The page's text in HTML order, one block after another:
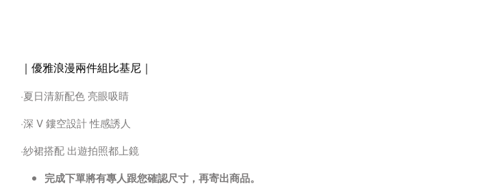
｜優雅浪漫兩件組比基尼 ｜
·夏日清新配色 亮眼吸睛
·深 V 鏤空設計 性感誘人
·紗裙搭配 出遊拍照都上鏡
完成下單將有專人跟您確認尺寸，再寄出商品。